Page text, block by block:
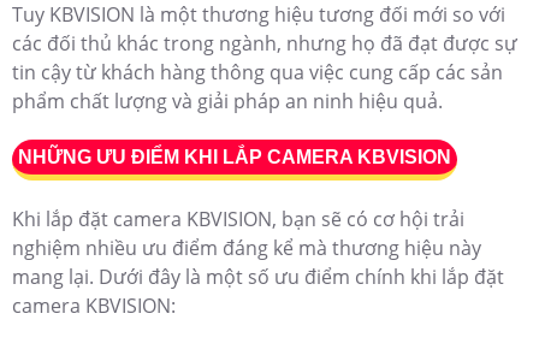
Tuy KBVISION là một thương hiệu tương đối mới so với
các đối thủ khác trong ngành, nhưng họ đã đạt được sự
tin cậy từ khách hàng thông qua việc cung cấp các sản
phẩm chất lượng và giải pháp an ninh hiệu quả.
NHỮNG ƯU ĐIỂM KHI LẮP CAMERA KBVISION
Khi lắp đặt camera KBVISION, bạn sẽ có cơ hội trải
nghiệm nhiều ưu điểm đáng kể mà thương hiệu này
mang lại. Dưới đây là một số ưu điểm chính khi lắp đặt
camera KBVISION: